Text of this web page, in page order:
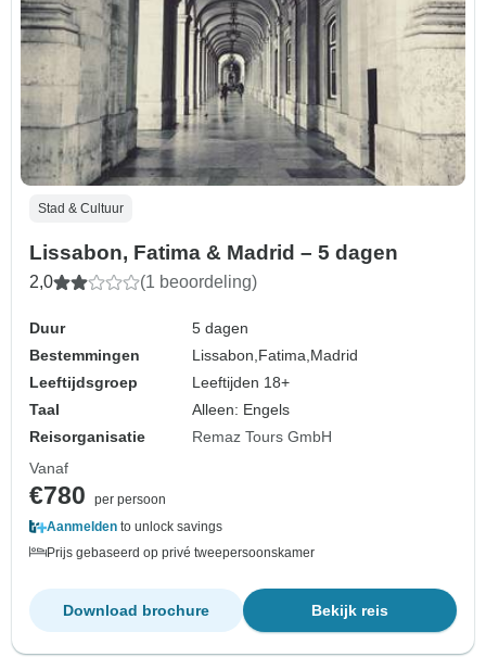
Stad & Cultuur
Lissabon, Fatima & Madrid – 5 dagen
2,0 (1 beoordeling)
Duur
5 dagen
Bestemmingen
Lissabon, Fatima, Madrid
Leeftijdsgroep
Leeftijden 18+
Taal
Alleen: Engels
Reisorganisatie
Remaz Tours GmbH
Vanaf
€780
per persoon
Aanmelden to unlock savings
Prijs gebaseerd op privé tweepersoonskamer
Bekijk reis
Download brochure